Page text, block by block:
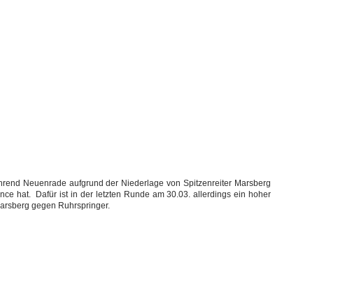
Neuenrade aufgrund der Niederlage von Spitzenreiter Marsberg
hat. Dafür ist in der letzten Runde am 30.03. allerdings ein hoher
gegen Ruhrspringer.